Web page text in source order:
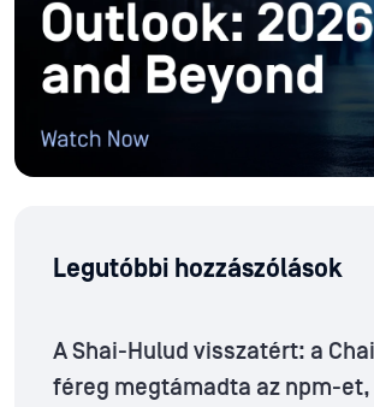
Legutóbbi hozzászólások
A Shai-Hulud visszatért: a
féreg megtámadta az npm-et,